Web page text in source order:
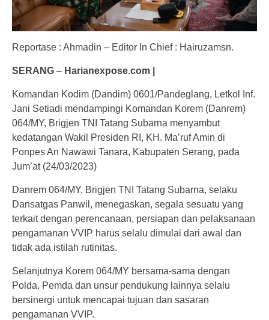
Reportase : Ahmadin – Editor In Chief : Hairuzamsn.
SERANG – Harianexpose.com |
Komandan Kodim (Dandim) 0601/Pandeglang, Letkol Inf.
Jani Setiadi mendampingi Komandan Korem (Danrem)
064/MY, Brigjen TNI Tatang Subarna menyambut
kedatangan Wakil Presiden RI, KH. Ma’ruf Amin di
Ponpes An Nawawi Tanara, Kabupaten Serang, pada
Jum’at (24/03/2023)
Danrem 064/MY, Brigjen TNI Tatang Subarna, selaku
Dansatgas Panwil, menegaskan, segala sesuatu yang
terkait dengan perencanaan, persiapan dan pelaksanaan
pengamanan VVIP harus selalu dimulai dari awal dan
tidak ada istilah rutinitas.
Selanjutnya Korem 064/MY bersama-sama dengan
Polda, Pemda dan unsur pendukung lainnya selalu
bersinergi untuk mencapai tujuan dan sasaran
pengamanan VVIP.